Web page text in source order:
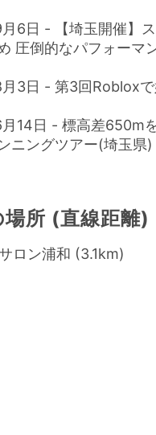
6日 - 【埼玉開催】
圧倒的なパフォーマ
3日 - 第3回Roblox
14日 - 標高差650m
ニングツアー(埼玉県)
場所 (直線距離)
ロン浦和 (3.1km)